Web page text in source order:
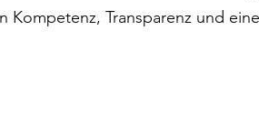
Transparenz und